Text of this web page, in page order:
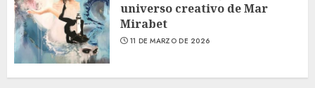
universo creativo de Mar
Mirabet
11 DE MARZO DE 2026